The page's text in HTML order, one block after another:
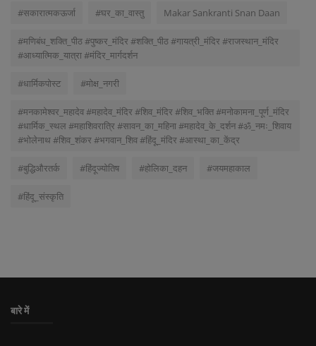
#सकारात्मकऊर्जा #घर_का_वास्तु Makar Sankranti Snan Daan
#मणिबंध_शक्ति_पीठ #पुष्कर_मंदिर #शक्ति_पीठ #गायत्री_मंदिर #राजस्थान_मंदिर
#आध्यात्मिक_यात्रा #मंदिर_मार्गदर्शन
#धार्मिकपोस्ट #मोक्ष_नगरी
#मनकामेश्वर_महादेव #महादेव_मंदिर #शिव_मंदिर #शिव_भक्ति #मनोकामना_पूर्ण_मंदिर
#धार्मिक_स्थल #महाशिवरात्रि #सावन_का_महिना #महादेव_के_दर्शन #ॐ_नमः_शिवाय
#भोलेनाथ #शिव_शंकर #भगवान_शिव #हिंदू_मंदिर #आस्था_का_केंद्र
#बुद्धिऔरतर्क #हिंदूज्योतिष #होलिका_दहन #जयमहाकाल
#हिंदू_संस्कृति
बारे में